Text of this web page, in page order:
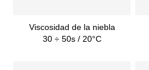
Viscosidad de la niebla
30 ÷ 50s / 20°C